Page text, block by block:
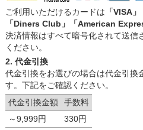
ご利用いただけるカードは 「VISA
「Diners Club」「American
決済情報はすべて暗号化されて送信
ください。
2. 代金引換
代金引換をお選びの場合は代金引換
す。下記をご確認ください。
代金引換金額
手数料
～9,999円
330円